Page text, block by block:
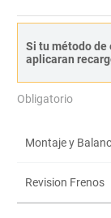
Si tu método de
aplicaran
Obligatorio
Montaje y
Revision Frenos